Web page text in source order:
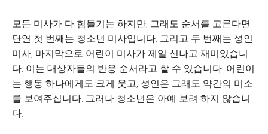
모든 미사가 다 힘들기는 하지만, 그래도 순서를 고른다면
단연 첫 번째는 청소년 미사입니다. 그리고 두 번째는 성인
미사, 마지막으로 어린이 미사가 제일 신나고 재미있습니
다. 이는 대상자들의 반응 순서라고 할 수 있습니다. 어린이
는 행동 하나에게도 크게 웃고, 성인은 그래도 약간의 미소
를 보여주십니다. 그러나 청소년은 아예 보려 하지 않습니
다.